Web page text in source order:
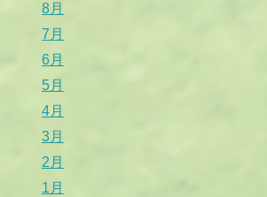
8月
7月
6月
5月
4月
3月
2月
1月